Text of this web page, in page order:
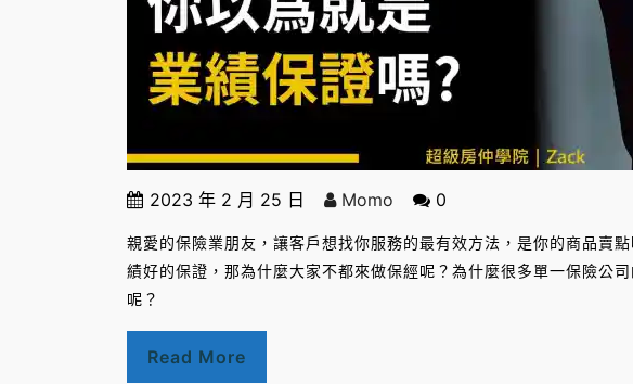
2023 年 2 月 25 日 Momo 0
親愛的保險業朋友，讓客戶想找你服務的最有效方法，是你的商品賣
績好的保證，那為什麼大家不都來做保經呢？為什麼很多單一保險公
呢？
Read More